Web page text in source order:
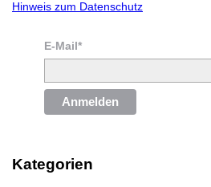
Hinweis zum Datenschutz
E-Mail*
Anmelden
Kategorien